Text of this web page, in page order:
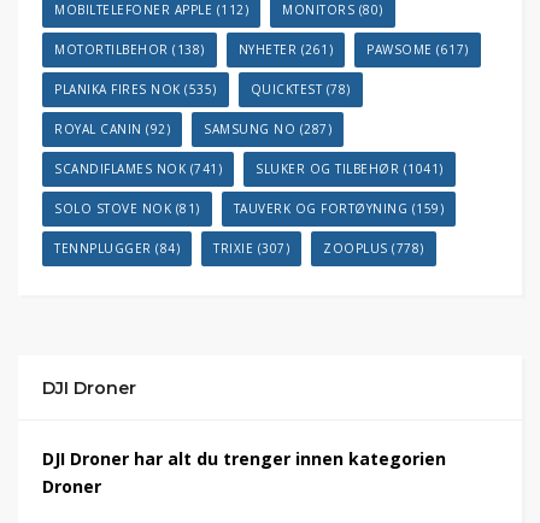
MOBILTELEFONER APPLE (112) MONITORS (80)
MOTORTILBEHOR (138) NYHETER (261) PAWSOME (617)
PLANIKA FIRES NOK (535) QUICKTEST(78)
ROYAL CANIN (92) SAMSUNG NO (287)
SCANDIFLAMES NOK (741) SLUKER OG TILBEHØR (1041)
SOLO STOVE NOK (81) TAUVERK OG FORTØYNING (159)
TENNPLUGGER (84) TRIXIE (307) ZOOPLUS (778)
DJI Droner
DJI Droner har alt du trenger innen kategorien
Droner